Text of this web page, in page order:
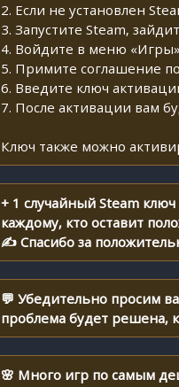
2. Если не установлен
3. Запустите Steam,
4. Войдите в меню
5. Примите соглашение
6. Введите ключ
7. После активации вам
Ключ также можно
+ 1 случайный Steam
каждому, кто оставит
✍ Спасибо за
💬 Убедительно просим
проблема будет решена,
🌸 Много игр по самым